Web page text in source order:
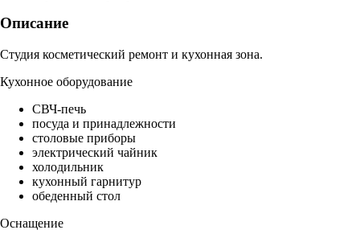
Описание
Студия косметический ремонт и кухонная зона.
Кухонное оборудование
СВЧ-печь
посуда и принадлежности
столовые приборы
электрический чайник
холодильник
кухонный гарнитур
обеденный стол
Оснащение